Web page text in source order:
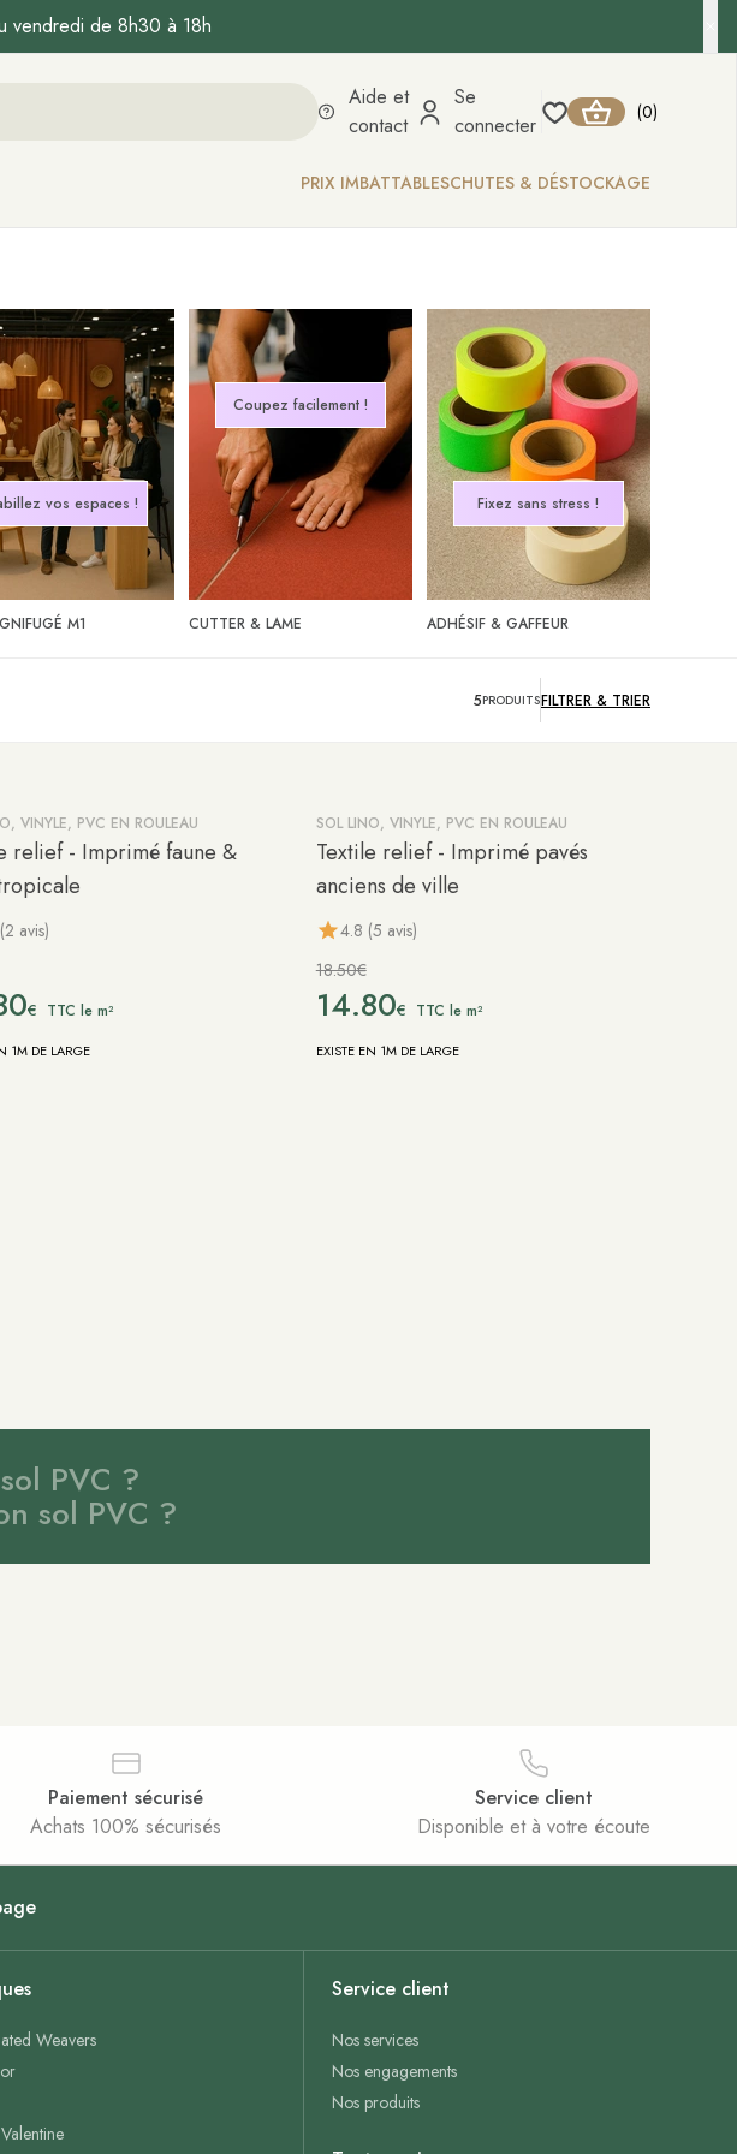
vendredi de 8h30 à 18h
Aide et
contact
Se
connecter
(0)
PRIX IMBATTABLESCHUTES & DÉSTOCKAGE
vos espaces !
M1
Coupez facilement !
CUTTER & LAME
Fixez sans stress !
ADHÉSIF & GAFFEUR
5PRODUITSFILTRER & TRIER
VINYLE, PVC EN ROULEAU
relief - Imprimé faune &
avis)
€ TTC le m²
1M DE LARGE
-20%
SOL LINO, VINYLE, PVC EN ROULEAU
Textile relief - Imprimé pavés
anciens de ville
4.8 (5 avis)
18.50€
14.80€ TTC le m²
EXISTE EN 1M DE LARGE
PVC ?
sol PVC ?
Paiement sécurisé
Achats 100% sécurisés
Service client
Disponible et à votre écoute
Weavers
Service client
Nos services
Nos engagements
Nos produits